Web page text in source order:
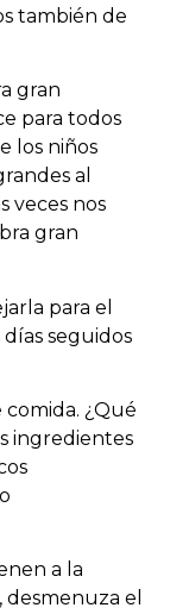
también de
gran
para todos
los niños
al
veces nos
gran
para el
seguidos
¿Qué
ingredientes
a la
desmenuza el